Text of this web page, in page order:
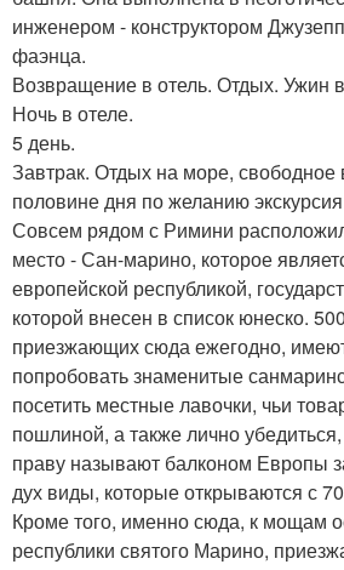
инженером - конструктором
фаэнца.
Возвращение в отель. Отдых. Ужин
Ночь в отеле.
5 день.
Завтрак. Отдых на море,
половине дня по желанию
Совсем рядом с Римини
место - Сан-марино, которое
европейской республикой,
которой внесен в список юнеско.
приезжающих сюда ежегодно,
попробовать знаменитые
посетить местные лавочки, чьи
пошлиной, а также лично
праву называют балконом Европы
дух виды, которые открываются с
Кроме того, именно сюда, к мощам
республики святого Марино,